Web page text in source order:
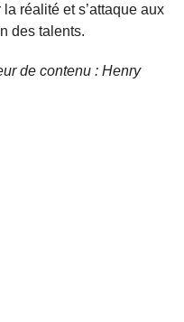
réalité et s’attaque aux
des talents.
de contenu : Henry